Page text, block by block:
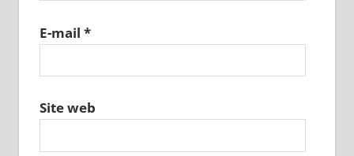
E-mail *
Site web